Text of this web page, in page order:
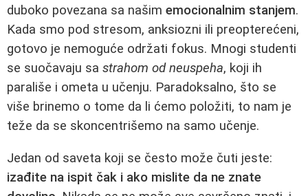
duboko povezana sa našim emocionalnim stanjem.
Kada smo pod stresom, anksiozni ili preopterećeni,
gotovo je nemoguće održati fokus. Mnogi studenti
se suočavaju sa strahom od neuspeha, koji ih
parališe i ometa u učenju. Paradoksalno, što se
više brinemo o tome da li ćemo položiti, to nam je
teže da se skoncentrišemo na samo učenje.
Jedan od saveta koji se često može čuti jeste:
izađite na ispit čak i ako mislite da ne znate